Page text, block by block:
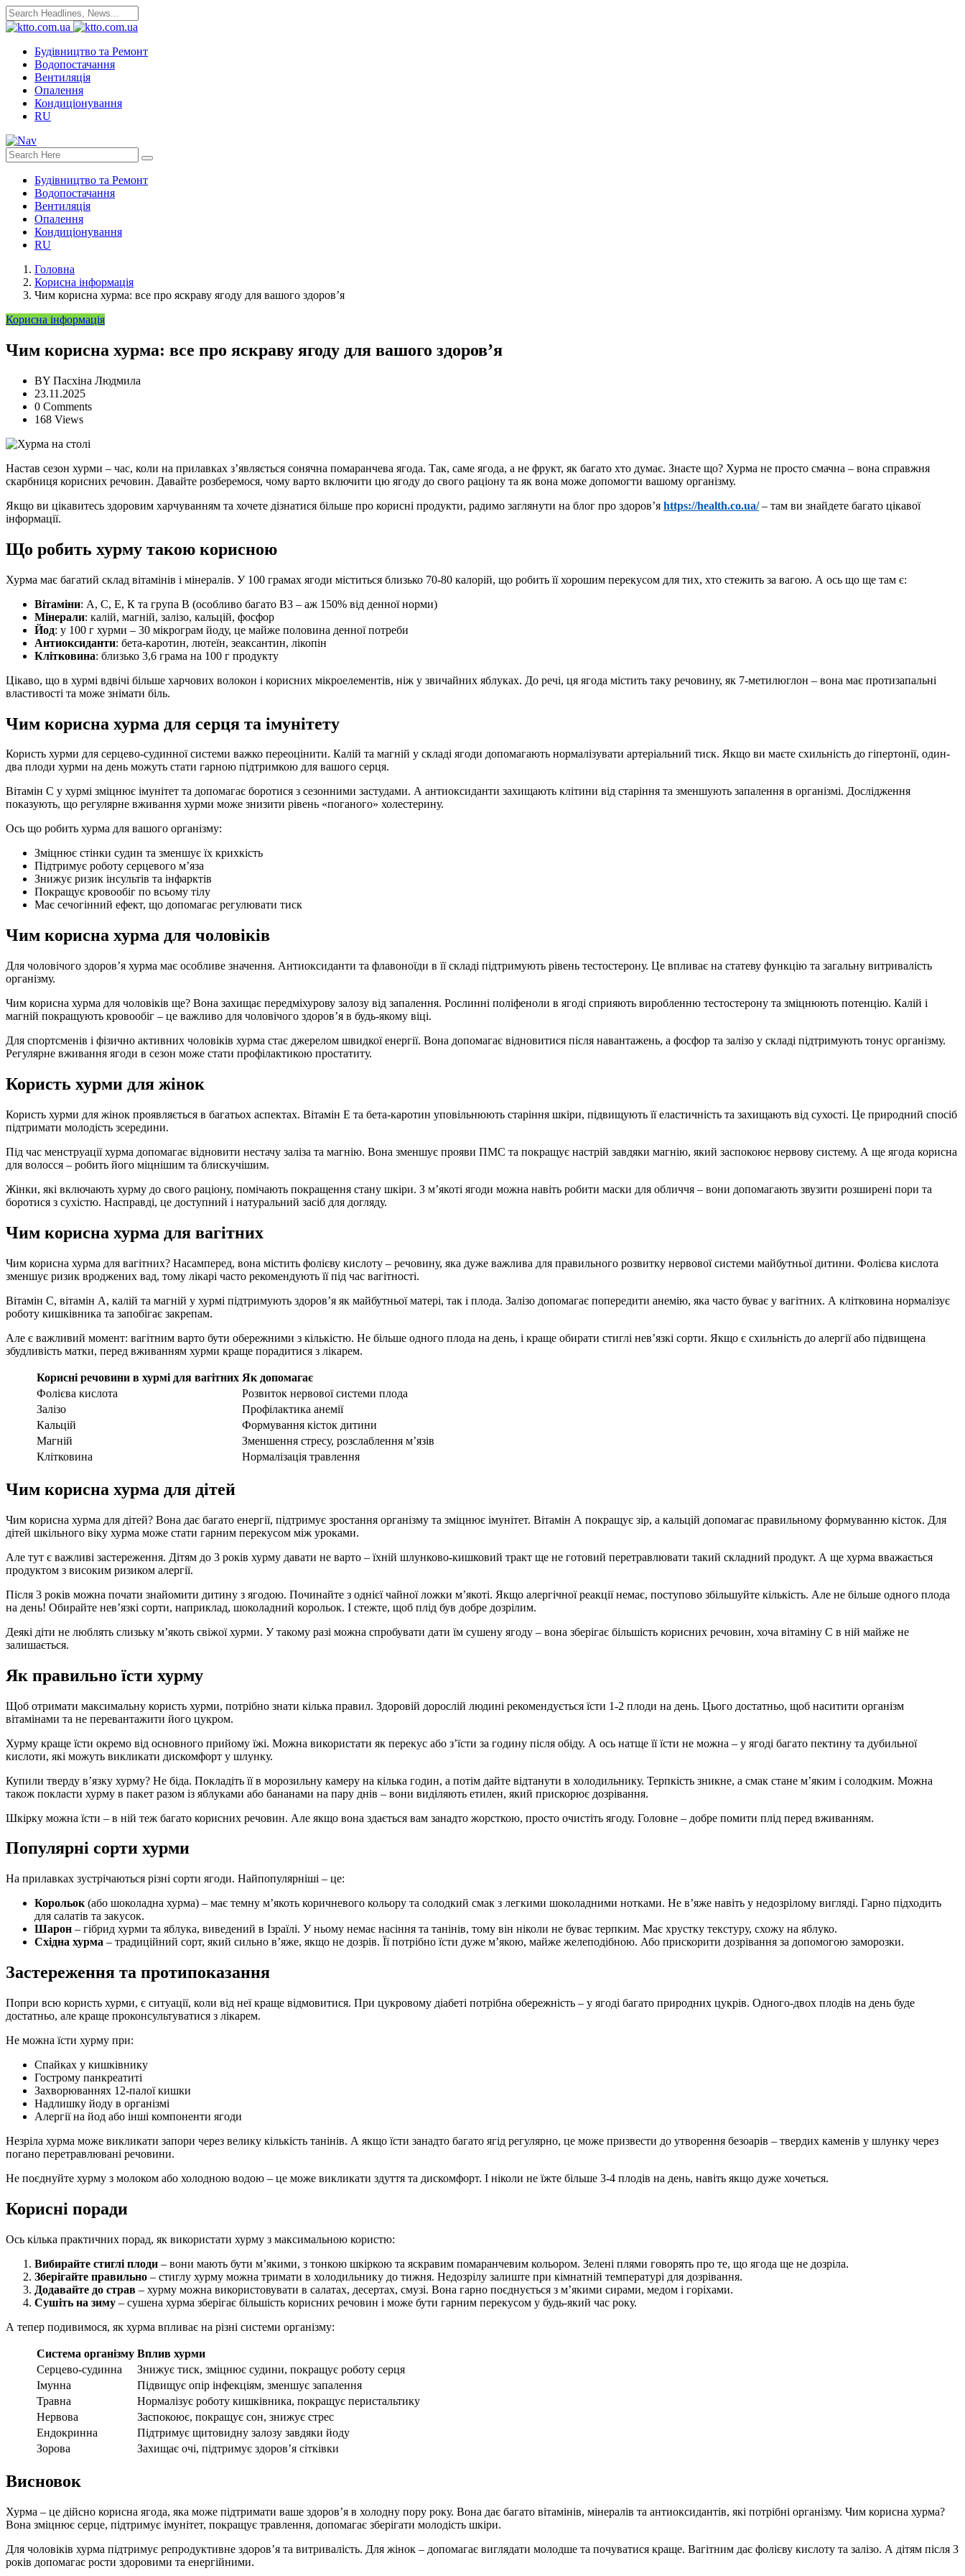
Будівництво та Ремонт
Водопостачання
Вентиляція
Опалення
Кондиціонування
RU
Будівництво та Ремонт
Водопостачання
Вентиляція
Опалення
Кондиціонування
RU
Головна
Корисна інформація
Чим корисна хурма: все про яскраву ягоду для вашого здоров’я
Корисна інформація
Чим корисна хурма: все про яскраву ягоду для вашого здоров’я
BY Пасхіна Людмила
23.11.2025
0 Comments
168 Views
Настав сезон хурми – час, коли на прилавках з’являється сонячна помаранчева ягода. Так, саме ягода, а не фрукт, як багато хто думає. Знаєте що? Хурма не просто смачна – вона справжня
скарбниця корисних речовин. Давайте розберемося, чому варто включити цю ягоду до свого раціону та як вона може допомогти вашому організму.
Якщо ви цікавитесь здоровим харчуванням та хочете дізнатися більше про корисні продукти, радимо заглянути на блог про здоров’я https://health.co.ua/– там ви знайдете багато цікавої
інформації.
Що робить хурму такою корисною
Хурма має багатий склад вітамінів і мінералів. У 100 грамах ягоди міститься близько 70-80 калорій, що робить її хорошим перекусом для тих, хто стежить за вагою. А ось що ще там є:
Вітаміни: А, С, Е, К та група В (особливо багато В3 – аж 150% від денної норми)
Мінерали: калій, магній, залізо, кальцій, фосфор
Йод: у 100 г хурми – 30 мікрограм йоду, це майже половина денної потреби
Антиоксиданти: бета-каротин, лютеїн, зеаксантин, лікопін
Клітковина: близько 3,6 грама на 100 г продукту
Цікаво, що в хурмі вдвічі більше харчових волокон і корисних мікроелементів, ніж у звичайних яблуках. До речі, ця ягода містить таку речовину, як 7-метилюглон – вона має протизапальні
властивості та може знімати біль.
Чим корисна хурма для серця та імунітету
Користь хурми для серцево-судинної системи важко переоцінити. Калій та магній у складі ягоди допомагають нормалізувати артеріальний тиск. Якщо ви маєте схильність до гіпертонії, один-
два плоди хурми на день можуть стати гарною підтримкою для вашого серця.
Вітамін С у хурмі зміцнює імунітет та допомагає боротися з сезонними застудами. А антиоксиданти захищають клітини від старіння та зменшують запалення в організмі. Дослідження
показують, що регулярне вживання хурми може знизити рівень «поганого» холестерину.
Ось що робить хурма для вашого організму:
Зміцнює стінки судин та зменшує їх крихкість
Підтримує роботу серцевого м’яза
Знижує ризик інсультів та інфарктів
Покращує кровообіг по всьому тілу
Має сечогінний ефект, що допомагає регулювати тиск
Чим корисна хурма для чоловіків
Для чоловічого здоров’я хурма має особливе значення. Антиоксиданти та флавоноїди в її складі підтримують рівень тестостерону. Це впливає на статеву функцію та загальну витривалість
організму.
Чим корисна хурма для чоловіків ще? Вона захищає передміхурову залозу від запалення. Рослинні поліфеноли в ягоді сприяють виробленню тестостерону та зміцнюють потенцію. Калій і
магній покращують кровообіг – це важливо для чоловічого здоров’я в будь-якому віці.
Для спортсменів і фізично активних чоловіків хурма стає джерелом швидкої енергії. Вона допомагає відновитися після навантажень, а фосфор та залізо у складі підтримують тонус організму.
Регулярне вживання ягоди в сезон може стати профілактикою простатиту.
Користь хурми для жінок
Користь хурми для жінок проявляється в багатьох аспектах. Вітамін Е та бета-каротин уповільнюють старіння шкіри, підвищують її еластичність та захищають від сухості. Це природний спосіб
підтримати молодість зсередини.
Під час менструації хурма допомагає відновити нестачу заліза та магнію. Вона зменшує прояви ПМС та покращує настрій завдяки магнію, який заспокоює нервову систему. А ще ягода корисна
для волосся – робить його міцнішим та блискучішим.
Жінки, які включають хурму до свого раціону, помічають покращення стану шкіри. З м’якоті ягоди можна навіть робити маски для обличчя – вони допомагають звузити розширені пори та
боротися з сухістю. Насправді, це доступний і натуральний засіб для догляду.
Чим корисна хурма для вагітних
Чим корисна хурма для вагітних? Насамперед, вона містить фолієву кислоту – речовину, яка дуже важлива для правильного розвитку нервової системи майбутньої дитини. Фолієва кислота
зменшує ризик вроджених вад, тому лікарі часто рекомендують її під час вагітності.
Вітамін С, вітамін А, калій та магній у хурмі підтримують здоров’я як майбутньої матері, так і плода. Залізо допомагає попередити анемію, яка часто буває у вагітних. А клітковина нормалізує
роботу кишківника та запобігає закрепам.
Але є важливий момент: вагітним варто бути обережними з кількістю. Не більше одного плода на день, і краще обирати стиглі нев’язкі сорти. Якщо є схильність до алергії або підвищена
збудливість матки, перед вживанням хурми краще порадитися з лікарем.
Корисні речовини в хурмі для вагітних Як допомагає
Фолієва кислота
Розвиток нервової системи плода
Залізо
Профілактика анемії
Кальцій
Формування кісток дитини
Магній
Зменшення стресу, розслаблення м’язів
Клітковина
Нормалізація травлення
Чим корисна хурма для дітей
Чим корисна хурма для дітей? Вона дає багато енергії, підтримує зростання організму та зміцнює імунітет. Вітамін А покращує зір, а кальцій допомагає правильному формуванню кісток. Для
дітей шкільного віку хурма може стати гарним перекусом між уроками.
Але тут є важливі застереження. Дітям до 3 років хурму давати не варто – їхній шлунково-кишковий тракт ще не готовий перетравлювати такий складний продукт. А ще хурма вважається
продуктом з високим ризиком алергії.
Після 3 років можна почати знайомити дитину з ягодою. Починайте з однієї чайної ложки м’якоті. Якщо алергічної реакції немає, поступово збільшуйте кількість. Але не більше одного плода
на день! Обирайте нев’язкі сорти, наприклад, шоколадний корольок. І стежте, щоб плід був добре дозрілим.
Деякі діти не люблять слизьку м’якоть свіжої хурми. У такому разі можна спробувати дати їм сушену ягоду – вона зберігає більшість корисних речовин, хоча вітаміну С в ній майже не
залишається.
Як правильно їсти хурму
Щоб отримати максимальну користь хурми, потрібно знати кілька правил. Здоровій дорослій людині рекомендується їсти 1-2 плоди на день. Цього достатньо, щоб наситити організм
вітамінами та не перевантажити його цукром.
Хурму краще їсти окремо від основного прийому їжі. Можна використати як перекус або з’їсти за годину після обіду. А ось натще її їсти не можна – у ягоді багато пектину та дубильної
кислоти, які можуть викликати дискомфорт у шлунку.
Купили тверду в’язку хурму? Не біда. Покладіть її в морозильну камеру на кілька годин, а потім дайте відтанути в холодильнику. Терпкість зникне, а смак стане м’яким і солодким. Можна
також покласти хурму в пакет разом із яблуками або бананами на пару днів – вони виділяють етилен, який прискорює дозрівання.
Шкірку можна їсти – в ній теж багато корисних речовин. Але якщо вона здається вам занадто жорсткою, просто очистіть ягоду. Головне – добре помити плід перед вживанням.
Популярні сорти хурми
На прилавках зустрічаються різні сорти ягоди. Найпопулярніші – це:
Корольок (або шоколадна хурма) – має темну м’якоть коричневого кольору та солодкий смак з легкими шоколадними нотками. Не в’яже навіть у недозрілому вигляді. Гарно підходить
для салатів та закусок.
Шарон – гібрид хурми та яблука, виведений в Ізраїлі. У ньому немає насіння та танінів, тому він ніколи не буває терпким. Має хрустку текстуру, схожу на яблуко.
Східна хурма – традиційний сорт, який сильно в’яже, якщо не дозрів. Її потрібно їсти дуже м’якою, майже желеподібною. Або прискорити дозрівання за допомогою заморозки.
Застереження та протипоказання
Попри всю користь хурми, є ситуації, коли від неї краще відмовитися. При цукровому діабеті потрібна обережність – у ягоді багато природних цукрів. Одного-двох плодів на день буде
достатньо, але краще проконсультуватися з лікарем.
Не можна їсти хурму при:
Спайках у кишківнику
Гострому панкреатиті
Захворюваннях 12-палої кишки
Надлишку йоду в організмі
Алергії на йод або інші компоненти ягоди
Незріла хурма може викликати запори через велику кількість танінів. А якщо їсти занадто багато ягід регулярно, це може призвести до утворення безоарів – твердих каменів у шлунку через
погано перетравлювані речовини.
Не поєднуйте хурму з молоком або холодною водою – це може викликати здуття та дискомфорт. І ніколи не їжте більше 3-4 плодів на день, навіть якщо дуже хочеться.
Корисні поради
Ось кілька практичних порад, як використати хурму з максимальною користю:
Вибирайте стиглі плоди – вони мають бути м’якими, з тонкою шкіркою та яскравим помаранчевим кольором. Зелені плями говорять про те, що ягода ще не дозріла.
Зберігайте правильно – стиглу хурму можна тримати в холодильнику до тижня. Недозрілу залиште при кімнатній температурі для дозрівання.
Додавайте до страв – хурму можна використовувати в салатах, десертах, смузі. Вона гарно поєднується з м’якими сирами, медом і горіхами.
Сушіть на зиму – сушена хурма зберігає більшість корисних речовин і може бути гарним перекусом у будь-який час року.
А тепер подивимося, як хурма впливає на різні системи організму:
Система організму Вплив хурми
Серцево-судинна
Знижує тиск, зміцнює судини, покращує роботу серця
Імунна
Підвищує опір інфекціям, зменшує запалення
Травна
Нормалізує роботу кишківника, покращує перистальтику
Нервова
Заспокоює, покращує сон, знижує стрес
Ендокринна
Підтримує щитовидну залозу завдяки йоду
Зорова
Захищає очі, підтримує здоров’я сітківки
Висновок
Хурма – це дійсно корисна ягода, яка може підтримати ваше здоров’я в холодну пору року. Вона дає багато вітамінів, мінералів та антиоксидантів, які потрібні організму. Чим корисна хурма?
Вона зміцнює серце, підтримує імунітет, покращує травлення, допомагає зберігати молодість шкіри.
Для чоловіків хурма підтримує репродуктивне здоров’я та витривалість. Для жінок – допомагає виглядати молодше та почуватися краще. Вагітним дає фолієву кислоту та залізо. А дітям після 3
років допомагає рости здоровими та енергійними.